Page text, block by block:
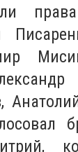
права